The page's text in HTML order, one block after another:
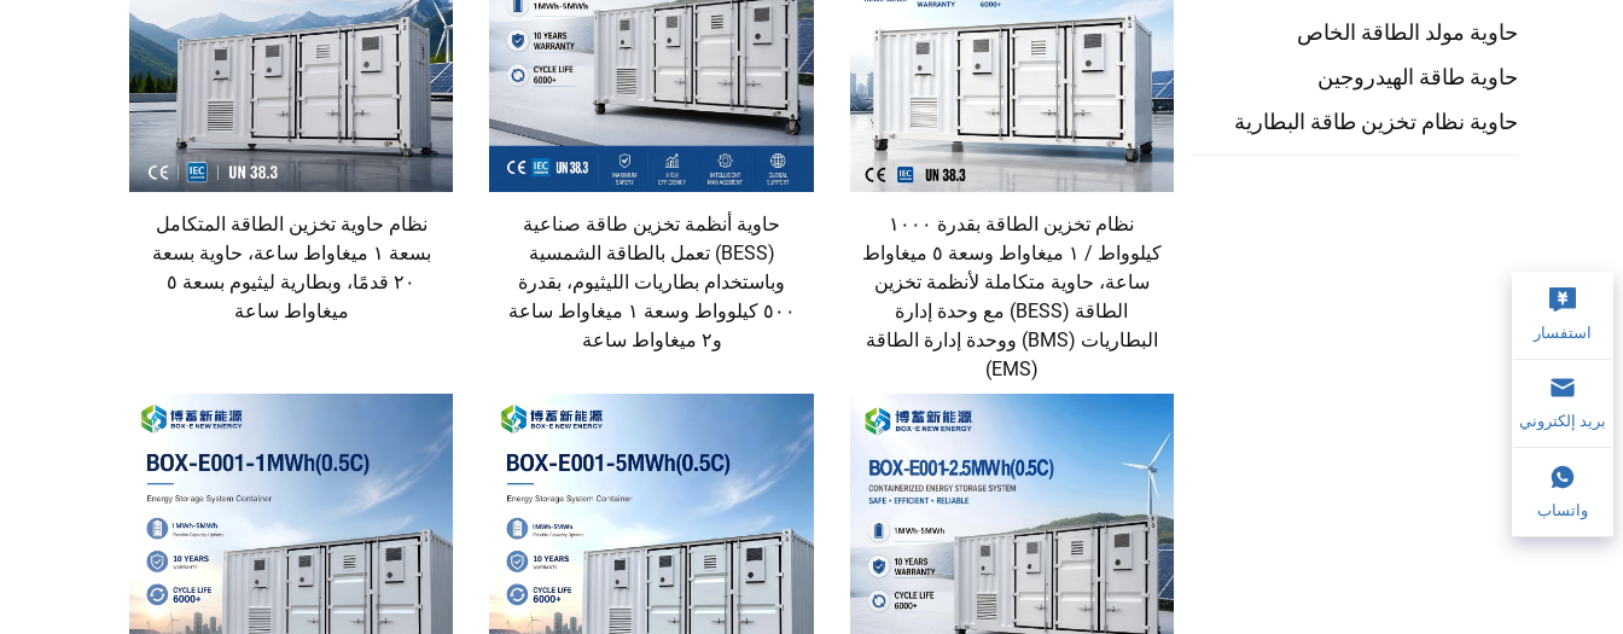
حاوية مولد الطاقة الخاص
حاوية طاقة الهيدروجين
حاوية نظام تخزين طاقة البطارية
نظام تخزين الطاقة بقدرة ١٠٠٠
كيلوواط / ١ ميغاواط وسعة ٥ ميغاواط
ساعة، حاوية متكاملة لأنظمة تخزين
الطاقة (BESS) مع وحدة إدارة
البطاريات (BMS) ووحدة إدارة الطاقة
(EMS)
حاوية أنظمة تخزين طاقة صناعية
(BESS) تعمل بالطاقة الشمسية
وباستخدام بطاريات الليثيوم، بقدرة
٥٠٠ كيلوواط وسعة ١ ميغاواط ساعة
و٢ ميغاواط ساعة
نظام حاوية تخزين الطاقة المتكامل
بسعة ١ ميغاواط ساعة، حاوية بسعة
٢٠ قدمًا، وبطارية ليثيوم بسعة ٥
ميغاواط ساعة
استفسار
بريد إلكتروني
واتساب